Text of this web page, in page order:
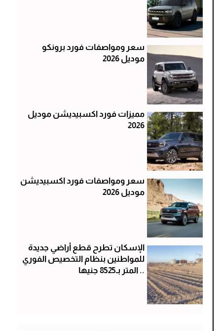
سعر ومواصفات فورد برونكو
موديل 2026
مميزات فورد اكسبيديشن موديل
2026
سعر ومواصفات فورد اكسبيديشن
موديل 2026
الإسكان تطرح قطع أراضي جديدة
للمواطنين بنظام التخصيص الفوري
.. المتر بـ8525 جنيها